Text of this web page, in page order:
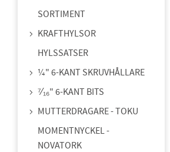
SORTIMENT
KRAFTHYLSOR
HYLSSATSER
¼" 6-KANT SKRUVHÅLLARE
⁷⁄₁₆" 6-KANT BITS
MUTTERDRAGARE - TOKU
MOMENTNYCKEL -
NOVATORK